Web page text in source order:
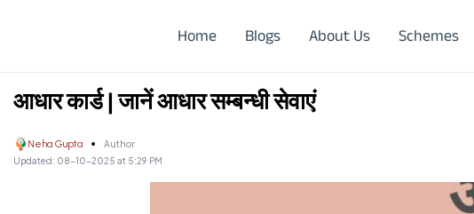
Home Blogs About Us Schemes
आधार कार्ड | जानें आधार सम्बन्धी सेवाएं
Neha Gupta
Author
Updated: 08-10-2025 at 5:29 PM